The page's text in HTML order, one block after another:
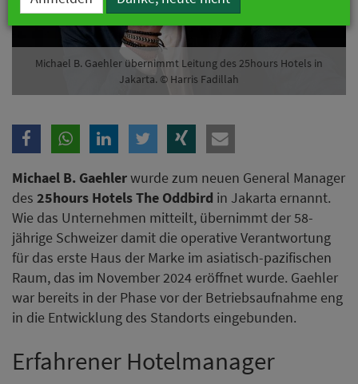
Michael B. Gaehler übernimmt Leitung des 25hours Hotels in
Jakarta. © Harris Fadillah
Michael B. Gaehlerwurde zum neuen General Manager
des 25hours Hotels The Oddbird in Jakarta ernannt.
Wie das Unternehmen mitteilt, übernimmt der 58-
jährige Schweizer damit die operative Verantwortung
für das erste Haus der Marke im asiatisch-pazifischen
Raum, das im November 2024 eröffnet wurde. Gaehler
war bereits in der Phase vor der Betriebsaufnahme eng
in die Entwicklung des Standorts eingebunden.
Erfahrener Hotelmanager